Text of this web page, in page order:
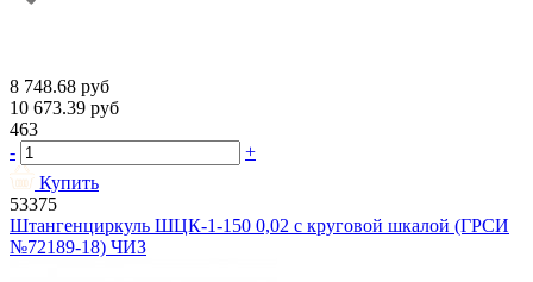
8 748.68 руб
10 673.39 руб
463
-
+
Купить
53375
Штангенциркуль ШЦК-1-150 0,02 с круговой шкалой (ГРСИ
№72189-18) ЧИЗ